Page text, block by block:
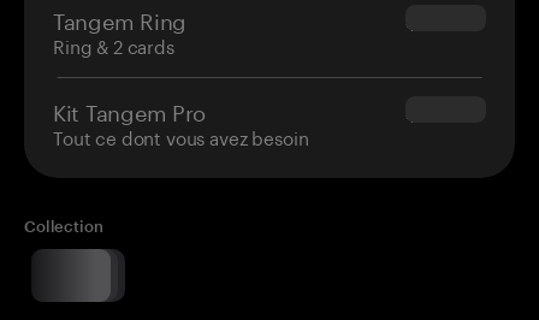
Tangem Ring
Ring & 2 cards
$160.00
Kit Tangem Pro
Tout ce dont vous avez besoin
$180.00
Collection